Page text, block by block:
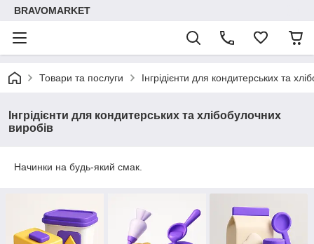
BRAVOMARKET
Товари та послуги Інгрідієнти для кондитерських та
Інгрідієнти для кондитерських та хлібобулочних
виробів
Начинки на будь-який смак.